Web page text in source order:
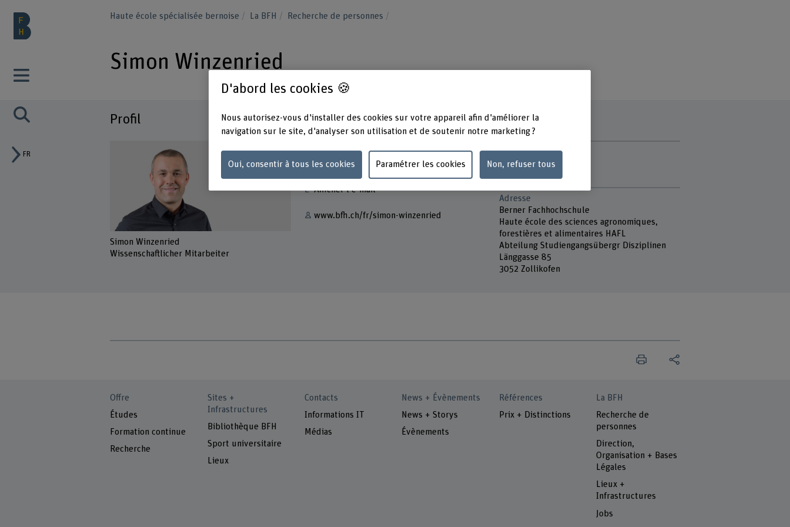
FR
Haute école spécialisée bernoise La BFH Recherche de personnes
Simon Winzenried
Profil
Simon Winzenried
Wissenschaftlicher Mitarbeiter
Contact
Afficher l'e-mail
www.bfh.ch/fr/simon-winzenried
Présence
Lundi
Adresse
Berner Fachhochschule
Haute école des sciences agronomiques,
forestières et alimentaires HAFL
Abteilung Studiengangsübergr Disziplinen
Länggasse 85
3052 Zollikofen
Offre
Études
Formation continue
Recherche
Sites +
Infrastructures
Bibliothèque BFH
Sport universitaire
Lieux
Contacts
Informations IT
Médias
News + Évènements
News + Storys
Évènements
Références
Prix + Distinctions
La BFH
Recherche de
personnes
Direction,
Organisation + Bases
Légales
Lieux +
Infrastructures
Jobs
D'abord les cookies 🍪
Nous autorisez-vous d'installer des cookies sur votre appareil afin d'améliorer la
navigation sur le site, d'analyser son utilisation et de soutenir notre marketing ?
Oui, consentir à tous les cookies Paramétrer les cookies Non, refuser tous